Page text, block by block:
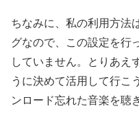
ちなみに、私の利用方法
グなので、この設定を行
していません。とりあえ
うに決めて活用して行こ
ンロード忘れた音楽を聴